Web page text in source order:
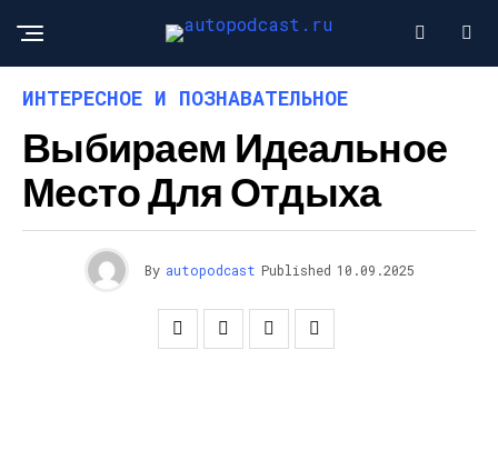
ИНТЕРЕСНОЕ И ПОЗНАВАТЕЛЬНОЕ
Выбираем Идеальное
Место Для Отдыха
By autopodcast Published 10.09.2025